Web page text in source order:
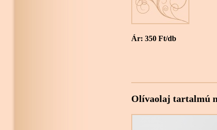
Ár: 350 Ft/db
Olívaolaj tartalmú